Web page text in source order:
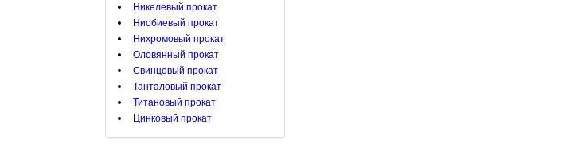
Никелевый прокат
Ниобиевый прокат
Нихромовый прокат
Оловянный прокат
Свинцовый прокат
Танталовый прокат
Титановый прокат
Цинковый прокат